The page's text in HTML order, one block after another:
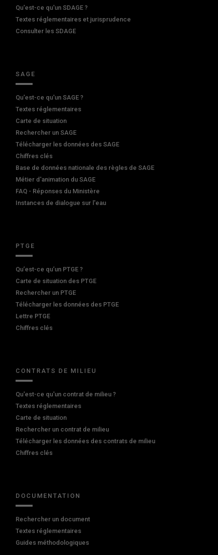
Qu'est-ce qu'un SDAGE ?
Textes réglementaires et jurisprudence
Consulter les SDAGE
SAGE
Qu'est-ce qu'un SAGE ?
Textes réglementaires
Carte de situation
Rechercher un SAGE
Télécharger les données des SAGE
Chiffres clés
Base de données nationale des règles de SAGE
Métier d'animation du SAGE
FAQ - Réponses du Ministère
Instances de dialogue sur l'eau
PTGE
Qu’est-ce qu’un PTGE ?
Carte de situation des PTGE
Rechercher un PTGE
Télécharger les données des PTGE
Lettre PTGE
Chiffres clés
CONTRATS DE MILIEU
Qu'est-ce qu'un contrat de milieu ?
Textes réglementaires
Carte de situation
Rechercher un contrat de milieu
Télécharger les données des contrats de milieu
Chiffres clés
DOCUMENTATION
Rechercher un document
Textes réglementaires
Guides méthodologiques